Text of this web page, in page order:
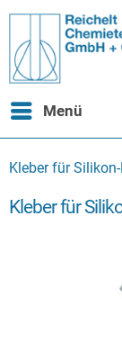
Menü
Kleber für
Kleber für